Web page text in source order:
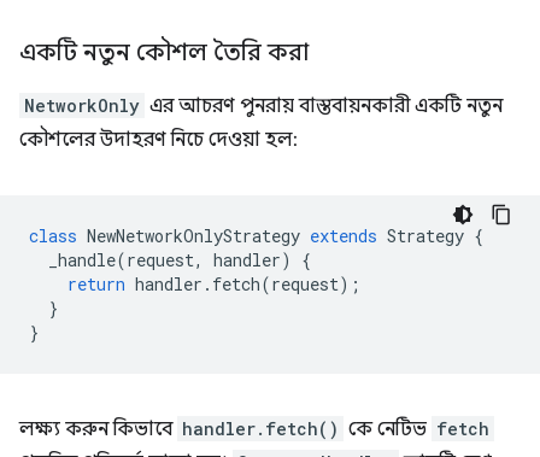
একটি নতুন কৌশল তৈরি করা
NetworkOnly এর আচরণ পুনরায় বাস্তবায়নকারী একটি নতুন
কৌশলের উদাহরণ নিচে দেওয়া হল:
class NewNetworkOnlyStrategy extends Strategy {
_handle(request, handler)
{
return handler . fetch(request);
}
}
লক্ষ্য করুন কিভাবে handler.fetch() কে নেটিভ fetch